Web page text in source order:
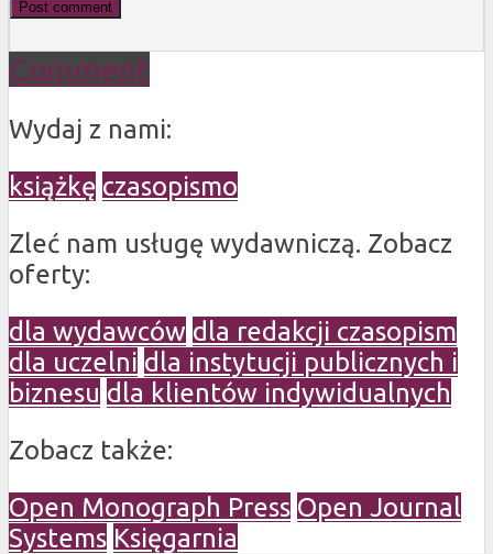
Comment
Wydaj z nami:
książkę czasopismo
Zleć nam usługę wydawniczą. Zobacz
oferty:
dla wydawców dla redakcji czasopism
dla uczelni dla instytucji publicznych i
biznesu dla klientów indywidualnych
Zobacz także:
Open Monograph Press Open Journal
Systems Księgarnia